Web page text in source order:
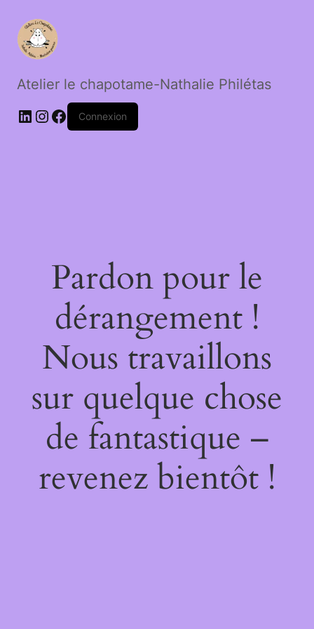
Atelier le chapotame-Nathalie Philétas
LinkedIn
Instagram
Facebook
Connexion
Pardon pour le
dérangement !
Nous travaillons
sur quelque chose
de fantastique –
revenez bientôt !